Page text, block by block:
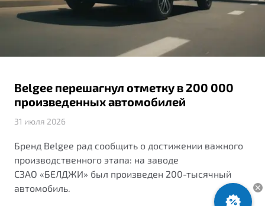
Обзор В наличии
Автокредит
Страхование
ПОДДЕРЖКА
Belgee Линк
Belgee Плюс
Реферальная программа
Помощь на дорогах
О дилерском центре
Belgee перешагнул отметку в 200 000
произведенных автомобилей
31 июля 2026
Бренд Belgee рад сообщить о достижении важного
производственного этапа: на заводе
СЗАО «БЕЛДЖИ» был произведен 200-тысячный
автомобиль.